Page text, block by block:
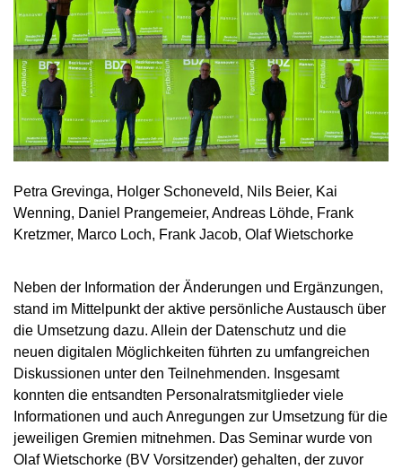
Petra Grevinga, Holger Schoneveld, Nils Beier, Kai
Wenning, Daniel Prangemeier, Andreas Löhde, Frank
Kretzmer, Marco Loch, Frank Jacob, Olaf Wietschorke
Neben der Information der Änderungen und Ergänzungen,
stand im Mittelpunkt der aktive persönliche Austausch über
die Umsetzung dazu. Allein der Datenschutz und die
neuen digitalen Möglichkeiten führten zu umfangreichen
Diskussionen unter den Teilnehmenden. Insgesamt
konnten die entsandten Personalratsmitglieder viele
Informationen und auch Anregungen zur Umsetzung für die
jeweiligen Gremien mitnehmen. Das Seminar wurde von
Olaf Wietschorke (BV Vorsitzender) gehalten, der zuvor